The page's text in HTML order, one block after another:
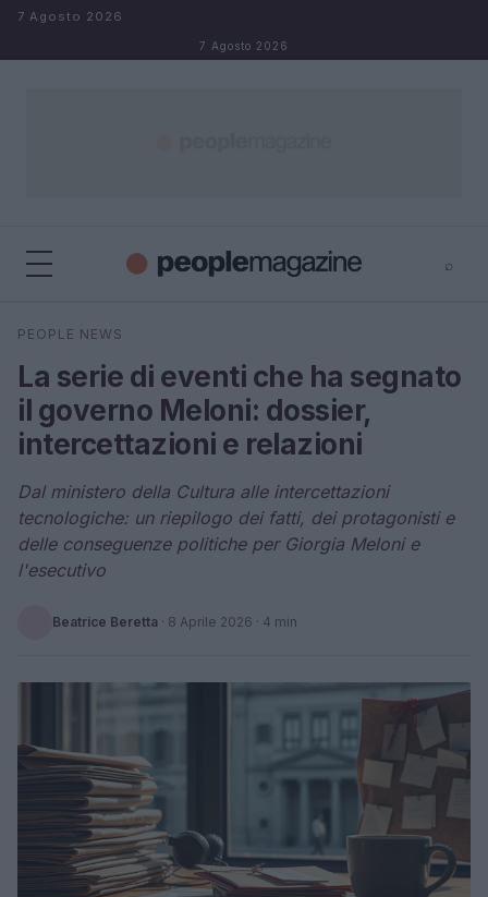
Salta al contenuto
7 Agosto 2026
7 Agosto 2026
⌕
Cerca
PEOPLE NEWS
La serie di eventi che ha segnato
il governo Meloni: dossier,
intercettazioni e relazioni
Dal ministero della Cultura alle intercettazioni
tecnologiche: un riepilogo dei fatti, dei protagonisti e
delle conseguenze politiche per Giorgia Meloni e
l'esecutivo
Beatrice Beretta · 8 Aprile 2026 · 4 min